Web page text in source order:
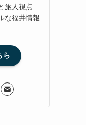
旅人視点
な福井情報
ら